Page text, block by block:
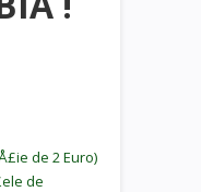
de 2 Euro)
de